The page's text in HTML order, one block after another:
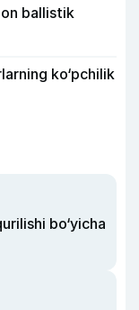
ballistik
ko‘pchilik
bo‘yicha